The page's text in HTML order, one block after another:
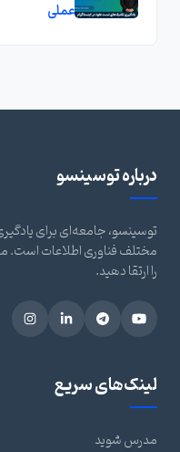
عملی
درباره توسینسو
توسینسو، جامعه‌ای برای
مختلف فناوری اطلاعات است.
را ارتقا دهید.
لینک‌های سریع
مدرس شوید